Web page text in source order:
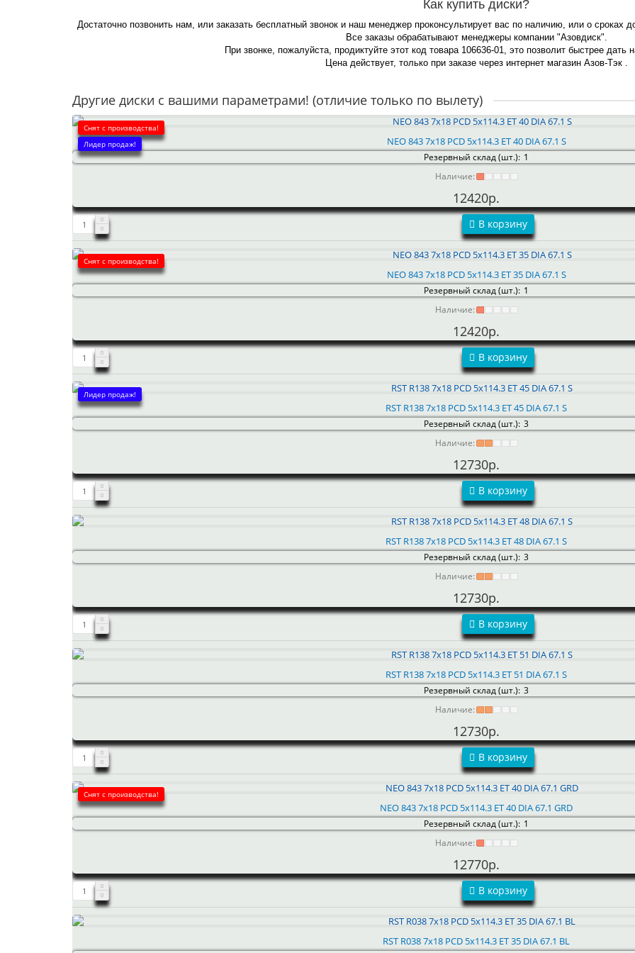
Как купить диски?
Достаточно позвонить нам, или заказать бесплатный звонок и наш менеджер проконсультирует вас по наличию, или о сроках
Все заказы обрабатывают менеджеры компании "Азовдиск".
При звонке, пожалуйста, продиктуйте этот код товара 106636-01, это позволит быстрее дать
Цена действует, только при заказе через интернет магазин Азов-Тэк .
Другие диски с вашими параметрами! (отличие только по вылету)
Снят с производства!
Лидер продаж!
NEO 843 7x18 PCD 5x114.3 ET 40 DIA 67.1 S
Резервный склад (шт.): 1
Наличие:
12420р.
В корзину
Снят с производства!
NEO 843 7x18 PCD 5x114.3 ET 35 DIA 67.1 S
Резервный склад (шт.): 1
Наличие:
12420р.
В корзину
Лидер продаж!
RST R138 7x18 PCD 5x114.3 ET 45 DIA 67.1 S
Резервный склад (шт.): 3
Наличие:
12730р.
В корзину
RST R138 7x18 PCD 5x114.3 ET 48 DIA 67.1 S
Резервный склад (шт.): 3
Наличие:
12730р.
В корзину
RST R138 7x18 PCD 5x114.3 ET 51 DIA 67.1 S
Резервный склад (шт.): 3
Наличие:
12730р.
В корзину
Снят с производства!
NEO 843 7x18 PCD 5x114.3 ET 40 DIA 67.1 GRD
Резервный склад (шт.): 1
Наличие:
12770р.
В корзину
RST R038 7x18 PCD 5x114.3 ET 35 DIA 67.1 BL